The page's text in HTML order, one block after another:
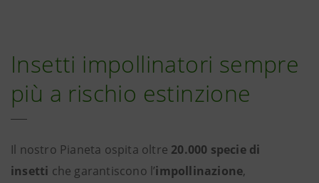
Insetti impollinatori sempre
più a rischio estinzione
Il nostro Pianeta ospita oltre 20.000 specie di
insetti che garantiscono l’impollinazione,